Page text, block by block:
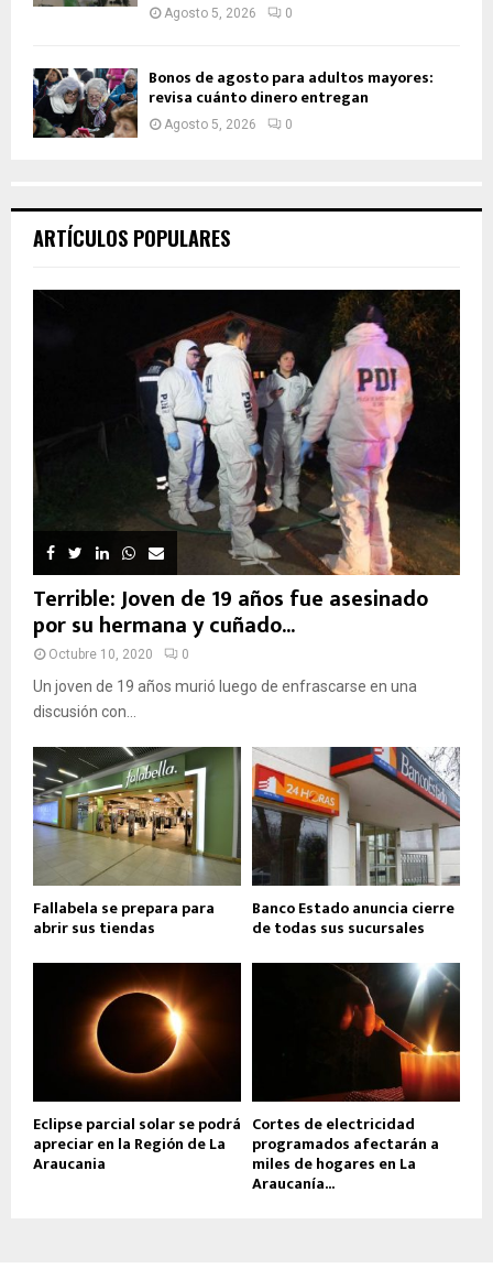
Agosto 5, 2026 0
Bonos de agosto para adultos mayores:
revisa cuánto dinero entregan
Agosto 5, 2026 0
ARTÍCULOS POPULARES
Terrible: Joven de 19 años fue asesinado
por su hermana y cuñado...
Octubre 10, 2020 0
Un joven de 19 años murió luego de enfrascarse en una
discusión con...
Fallabela se prepara para
abrir sus tiendas
Banco Estado anuncia cierre
de todas sus sucursales
Eclipse parcial solar se podrá
apreciar en la Región de La
Araucania
Cortes de electricidad
programados afectarán a
miles de hogares en La
Araucanía...